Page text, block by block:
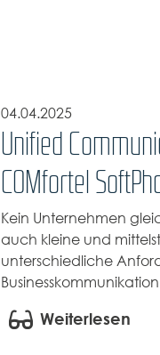
04.04.2025
Unified
COMfortel
Kein Unternehmen
auch kleine und
unterschiedliche
Weiterlesen